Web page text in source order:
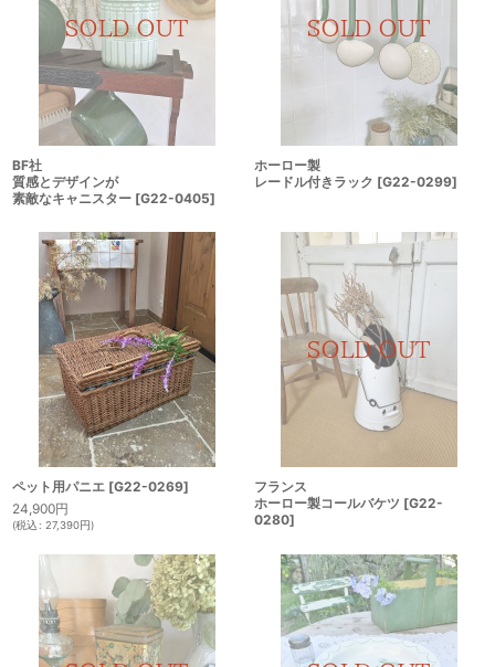
BF社
質感とデザインが
素敵なキャニスター [G22-0405]
ホーロー製
レードル付きラック [G22-0299]
ペット用パニエ [G22-0269]
24,900円
(税込: 27,390円)
フランス
ホーロー製コールバケツ [G22-
0280]